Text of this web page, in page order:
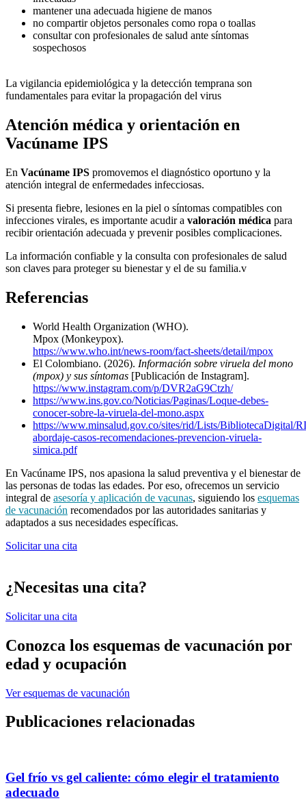
mantener una adecuada higiene de manos
no compartir objetos personales como ropa o toallas
consultar con profesionales de salud ante síntomas
sospechosos
La vigilancia epidemiológica y la detección temprana son
fundamentales para evitar la propagación del virus
Atención médica y orientación en
Vacúname IPS
En Vacúname IPS promovemos el diagnóstico oportuno y la
atención integral de enfermedades infecciosas.
Si presenta fiebre, lesiones en la piel o síntomas compatibles con
infecciones virales, es importante acudir a valoración médica para
recibir orientación adecuada y prevenir posibles complicaciones.
La información confiable y la consulta con profesionales de salud
son claves para proteger su bienestar y el de su familia.v
Referencias
World Health Organization (WHO).
Mpox (Monkeypox).
https://www.who.int/news-room/fact-sheets/detail/mpox
El Colombiano. (2026). Información sobre viruela del mono
(mpox) y sus síntomas [Publicación de Instagram].
https://www.instagram.com/p/DVR2aG9Ctzh/
https://www.ins.gov.co/Noticias/Paginas/Loque-debes-
conocer-sobre-la-viruela-del-mono.aspx
https://www.minsalud.gov.co/sites/rid/Lists/BibliotecaDigital/
abordaje-casos-recomendaciones-prevencion-viruela-
simica.pdf
En Vacúname IPS, nos apasiona la salud preventiva y el bienestar de
las personas de todas las edades. Por eso, ofrecemos un servicio
integral de asesoría y aplicación de vacunas, siguiendo los esquemas
de vacunación recomendados por las autoridades sanitarias y
adaptados a sus necesidades específicas.
Solicitar una cita
¿Necesitas una cita?
Solicitar una cita
Conozca los esquemas de vacunación por
edad y ocupación
Ver esquemas de vacunación
Publicaciones relacionadas
Gel frío vs gel caliente: cómo elegir el tratamiento
adecuado